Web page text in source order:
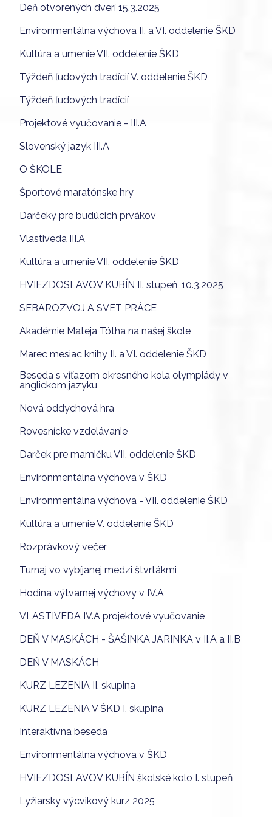
Deň otvorených dverí 15.3.2025
Environmentálna výchova II. a VI. oddelenie ŠKD
Kultúra a umenie VII. oddelenie ŠKD
Týždeň ľudových tradícií V. oddelenie ŠKD
Týždeň ľudových tradícií
Projektové vyučovanie - III.A
Slovenský jazyk III.A
O ŠKOLE
Športové maratónske hry
Darčeky pre budúcich prvákov
Vlastiveda III.A
Kultúra a umenie VII. oddelenie ŠKD
HVIEZDOSLAVOV KUBÍN II. stupeň, 10.3.2025
SEBAROZVOJ A SVET PRÁCE
Akadémie Mateja Tótha na našej škole
Marec mesiac knihy II. a VI. oddelenie ŠKD
Beseda s víťazom okresného kola olympiády v
anglickom jazyku
Nová oddychová hra
Rovesnícke vzdelávanie
Darček pre mamičku VII. oddelenie ŠKD
Environmentálna výchova v ŠKD
Environmentálna výchova - VII. oddelenie ŠKD
Kultúra a umenie V. oddelenie ŠKD
Rozprávkový večer
Turnaj vo vybíjanej medzi štvrtákmi
Hodina výtvarnej výchovy v IV.A
VLASTIVEDA IV.A projektové vyučovanie
DEŇ V MASKÁCH - ŠAŠINKA JARINKA v II.A a II.B
DEŇ V MASKÁCH
KURZ LEZENIA II. skupina
KURZ LEZENIA V ŠKD I. skupina
Interaktívna beseda
Environmentálna výchova v ŠKD
HVIEZDOSLAVOV KUBÍN školské kolo I. stupeň
Lyžiarsky výcvikový kurz 2025